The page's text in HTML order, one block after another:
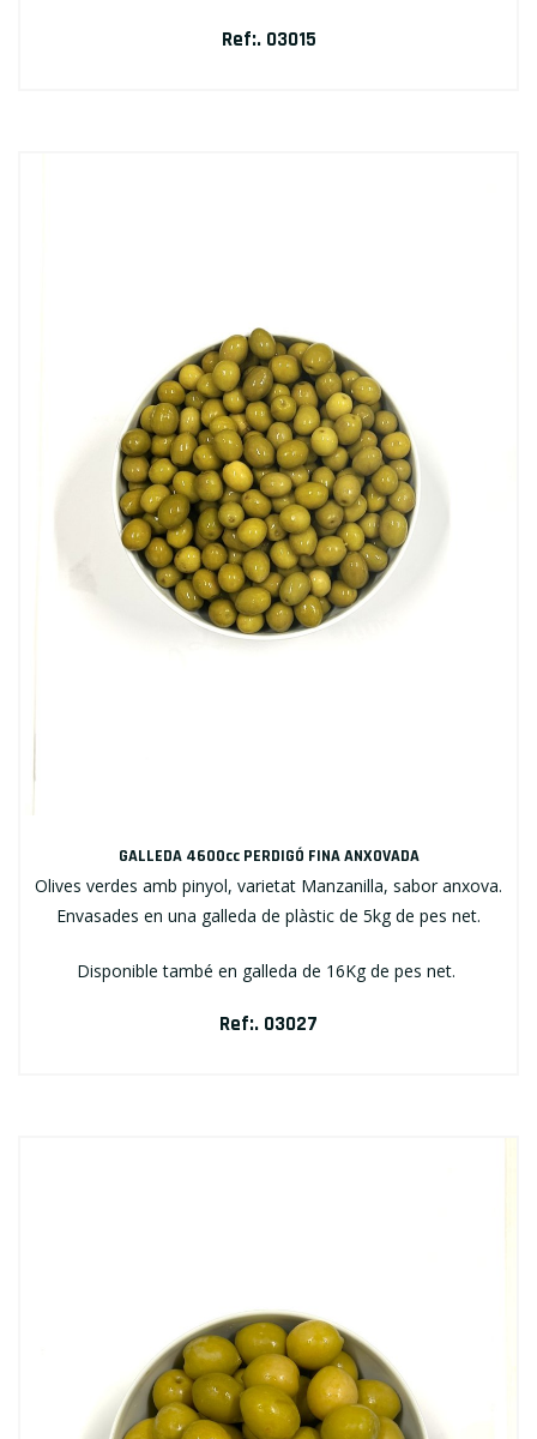
Ref:. 03015
GALLEDA 4600cc PERDIGÓ FINA ANXOVADA
Olives verdes amb pinyol, varietat Manzanilla, sabor anxova.
Envasades en una galleda de plàstic de 5kg de pes net.
Disponible també en galleda de 16Kg de pes net.
Ref:. 03027